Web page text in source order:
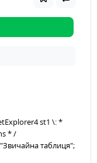
st1 \: *
* /
таблиця";